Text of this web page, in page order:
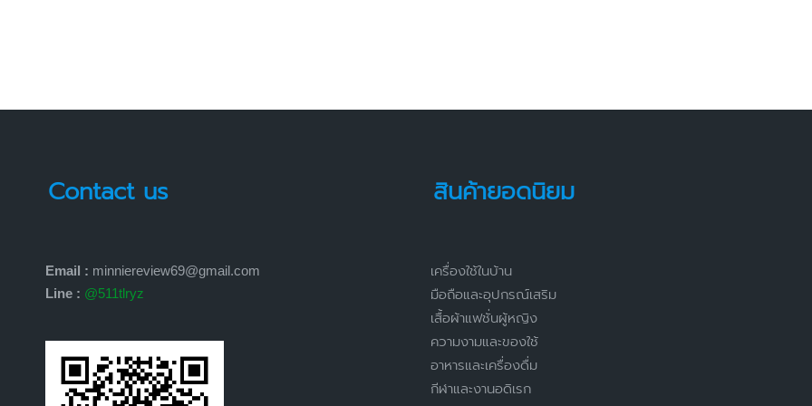
Contact us
Email : minniereview69@gmail.com
Line : @511tlryz
สินค้ายอดนิยม
เครื่องใช้ในบ้าน
มือถือและอุปกรณ์เสริม
เสื้อผ้าแฟชั่นผู้หญิง
ความงามและของใช้
อาหารและเครื่องดื่ม
กีฬาและงานอดิเรก